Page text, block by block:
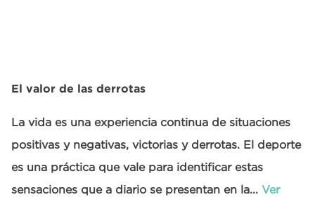
El valor de las derrotas
La vida es una experiencia continua de situaciones
positivas y negativas, victorias y derrotas. El deporte
es una práctica que vale para identificar estas
sensaciones que a diario se presentan en la... Ver